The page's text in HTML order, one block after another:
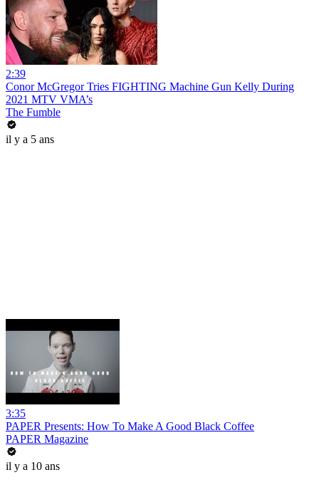
2:39
Conor McGregor Tries FIGHTING Machine Gun Kelly During
2021 MTV VMA’s
The Fumble
il y a 5 ans
3:35
PAPER Presents: How To Make A Good Black Coffee
PAPER Magazine
il y a 10 ans